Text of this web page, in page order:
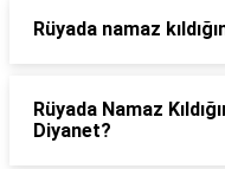
Rüyada namaz
Rüyada Namaz
Diyanet?